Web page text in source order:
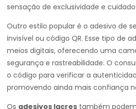
sensação de exclusividade e
Outro estilo popular é o adesivo de
invisível ou código QR. Esse tipo de
meios digitais, oferecendo uma
segurança e rastreabilidade. O
o código para verificar a
promovendo ainda mais confiança
Os adesivos lacres também